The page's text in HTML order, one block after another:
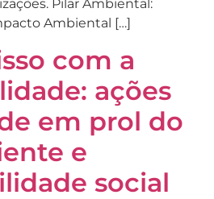
Pilar Ambiental:
Ambiental […]
com a
ações
em prol do
e
social